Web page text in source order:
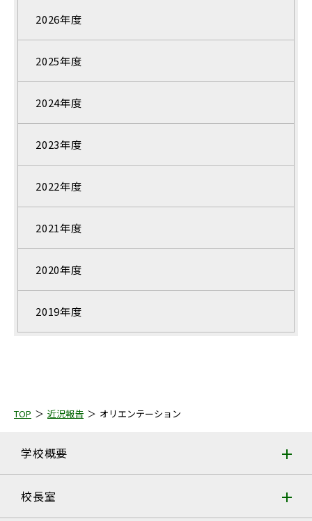
2026年度
2025年度
2024年度
2023年度
2022年度
2021年度
2020年度
2019年度
TOP 近況報告 オリエンテーション
学校概要
校長室